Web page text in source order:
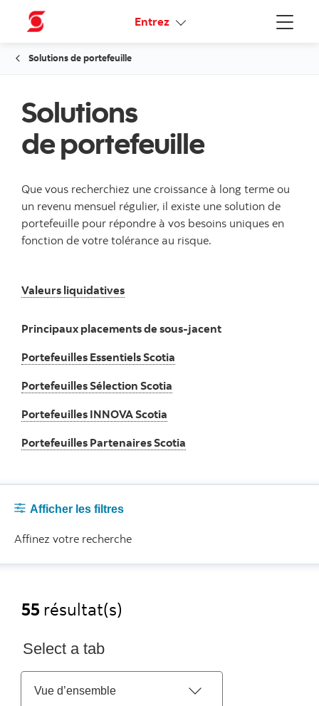
Menu
Entrez Liens connexes
Solutions de portefeuille
Solutions
de portefeuille
Que vous recherchiez une croissance à long terme ou
un revenu mensuel régulier, il existe une solution de
portefeuille pour répondre à vos besoins uniques en
fonction de votre tolérance au risque.
Valeurs liquidativesValeurs liquidatives
Principaux placements de sous-jacent
Portefeuilles Essentiels Scotia
Portefeuilles Sélection Scotia
Portefeuilles INNOVA Scotia
Portefeuilles Partenaires Scotia
Afficher les filtres
Affinez votre recherche
55 résultat(s)
Select a tab